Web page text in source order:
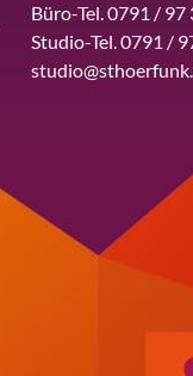
Büro-Tel. 0791 / 97
Studio-Tel. 0791 /